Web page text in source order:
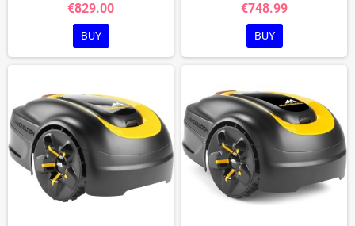
€829.00
BUY
€748.99
BUY